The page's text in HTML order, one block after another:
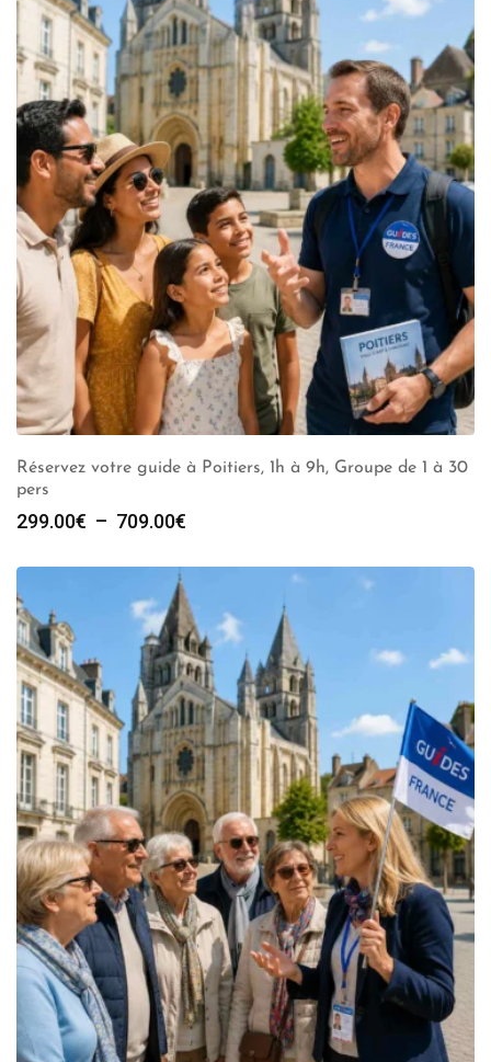
Réservez votre guide à Poitiers, 1h à 9h, Groupe de 1 à 30
pers
299.00€ – 709.00€
prix :
299.00€
à
709.00€